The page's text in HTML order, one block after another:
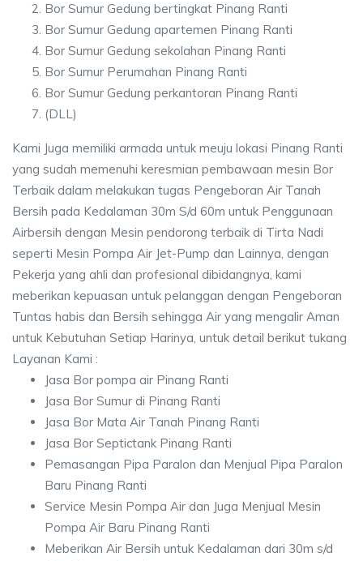
Bor Sumur Gedung bertingkat Pinang Ranti
Bor Sumur Gedung apartemen Pinang Ranti
Bor Sumur Gedung sekolahan Pinang Ranti
Bor Sumur Perumahan Pinang Ranti
Bor Sumur Gedung perkantoran Pinang Ranti
(DLL)
Kami Juga memiliki armada untuk meuju lokasi Pinang Ranti
yang sudah memenuhi keresmian pembawaan mesin Bor
Terbaik dalam melakukan tugas Pengeboran Air Tanah
Bersih pada Kedalaman 30m S/d 60m untuk Penggunaan
Airbersih dengan Mesin pendorong terbaik di Tirta Nadi
seperti Mesin Pompa Air Jet-Pump dan Lainnya, dengan
Pekerja yang ahli dan profesional dibidangnya, kami
meberikan kepuasan untuk pelanggan dengan Pengeboran
Tuntas habis dan Bersih sehingga Air yang mengalir Aman
untuk Kebutuhan Setiap Harinya, untuk detail berikut tukang
Layanan Kami :
Jasa Bor pompa air Pinang Ranti
Jasa Bor Sumur di Pinang Ranti
Jasa Bor Mata Air Tanah Pinang Ranti
Jasa Bor Septictank Pinang Ranti
Pemasangan Pipa Paralon dan Menjual Pipa Paralon
Baru Pinang Ranti
Service Mesin Pompa Air dan Juga Menjual Mesin
Pompa Air Baru Pinang Ranti
Meberikan Air Bersih untuk Kedalaman dari 30m s/d